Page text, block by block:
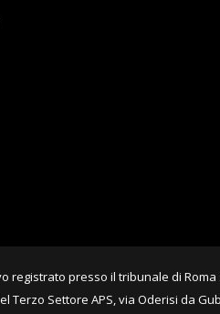
presso il tribunale di
Terzo Settore APS, via Oderisi da